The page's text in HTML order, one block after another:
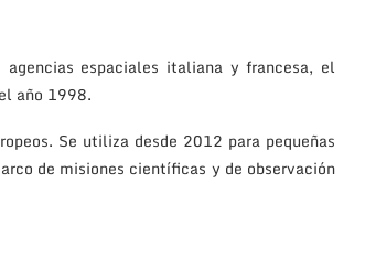
espaciales italiana y francesa, el
año 1998.
Se utiliza desde 2012 para pequeñas
de misiones científicas y de observación